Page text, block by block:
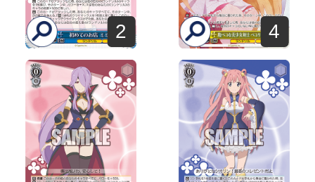
2 4